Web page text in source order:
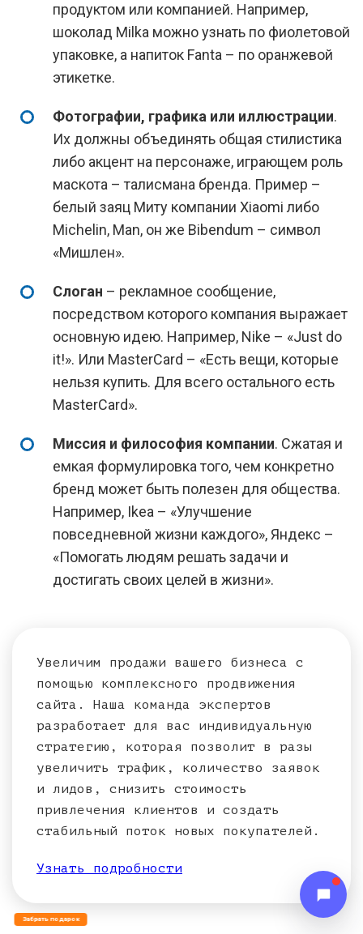
продуктом или компанией. Например,
шоколад Milka можно узнать по фиолетовой
упаковке, а напиток Fanta – по оранжевой
этикетке.
Фотографии, графика или иллюстрации.
Их должны объединять общая стилистика
либо акцент на персонаже, играющем роль
маскота – талисмана бренда. Пример –
белый заяц Миту компании Xiaomi либо
Michelin, Man, он же Bibendum – символ
«Мишлен».
Слоган – рекламное сообщение,
посредством которого компания выражает
основную идею. Например, Nike – «Just do
it!». Или MasterCard – «Есть вещи, которые
нельзя купить. Для всего остального есть
MasterCard».
Миссия и философия компании. Сжатая и
емкая формулировка того, чем конкретно
бренд может быть полезен для общества.
Например, Ikea – «Улучшение
повседневной жизни каждого», Яндекс –
«Помогать людям решать задачи и
достигать своих целей в жизни».
Увеличим продажи вашего бизнеса с
помощью комплексного продвижения
сайта. Наша команда экспертов
разработает для вас индивидуальную
стратегию, которая позволит в разы
увеличить трафик, количество заявок
и лидов, снизить стоимость
привлечения клиентов и создать
стабильный поток новых покупателей.
Узнать подробности
Забрать подарок